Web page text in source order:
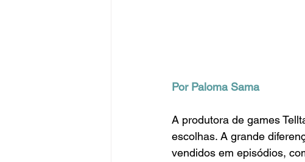
Por Paloma Sama
A produtora de games
escolhas. A grande
vendidos em episódios,